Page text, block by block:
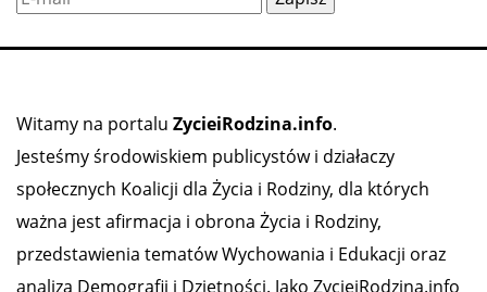
Witamy na portalu ZycieiRodzina.info.
Jesteśmy środowiskiem publicystów i działaczy
społecznych Koalicji dla Życia i Rodziny, dla których
ważna jest afirmacja i obrona Życia i Rodziny,
przedstawienia tematów Wychowania i Edukacji oraz
analiza Demografii i Dzietności. Jako ZycieiRodzina.info